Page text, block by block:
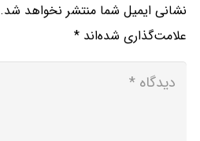
نشانی ایمیل شما منتشر نخواهد شد.
علامت‌گذاری شده‌اند *